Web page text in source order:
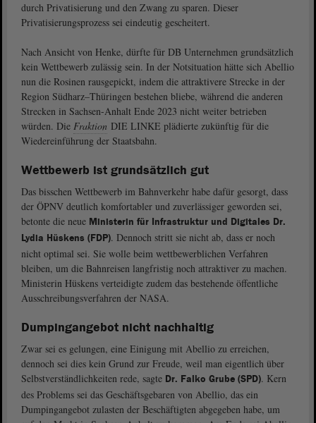
durch Privatisierung und den Zwang zu sparen. Dieser
Privatisierungsprozess sei eindeutig gescheitert.
Nach Ansicht von Henke, dürfte für DB Unternehmen grundsätzlich
kein Wettbewerb zulässig sein. In der Notsituation hätte sich Abellio
nun die Rosinen rausgepickt, indem die attraktivere Strecke in der
Region Südharz–Thüringen bestehen bliebe, während die anderen
Strecken in Sachsen-Anhalt Ende 2023 nicht weiter betrieben
würden. Die Fraktion DIE LINKE plädierte zukünftig für die
Wiedereinführung der Staatsbahn.
Wettbewerb ist grundsätzlich gut
Das bisschen Wettbewerb im Bahnverkehr habe dafür gesorgt, dass
der ÖPNV deutlich komfortabler und zuverlässiger geworden sei,
betonte die neue Ministerin für Infrastruktur und Digitales Dr.
Lydia Hüskens (FDP). Dennoch stritt sie nicht ab, dass er noch
nicht optimal sei. Sie wolle beim wettbewerblichen Verfahren
bleiben, um die Bahnreisen langfristig noch attraktiver zu machen.
Ministerin Hüskens verteidigte zudem das bestehende öffentliche
Ausschreibungsverfahren der NASA.
Dumpingangebot nicht nachhaltig
Zwar sei es gelungen, eine Einigung mit Abellio zu erreichen,
dennoch sei dies kein Grund zur Freude, weil man eigentlich über
Selbstverständlichkeiten rede, sagte Dr. Falko Grube (SPD). Kern
des Problems sei das Geschäftsgebaren von Abellio, das ein
Dumpingangebot zulasten der Beschäftigten abgegeben habe, um